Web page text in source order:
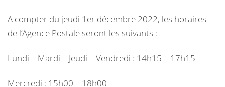
A compter du jeudi 1er décembre 2022, les horaires
de l’Agence Postale seront les suivants :
Lundi – Mardi – Jeudi – Vendredi : 14h15 – 17h15
Mercredi : 15h00 – 18h00